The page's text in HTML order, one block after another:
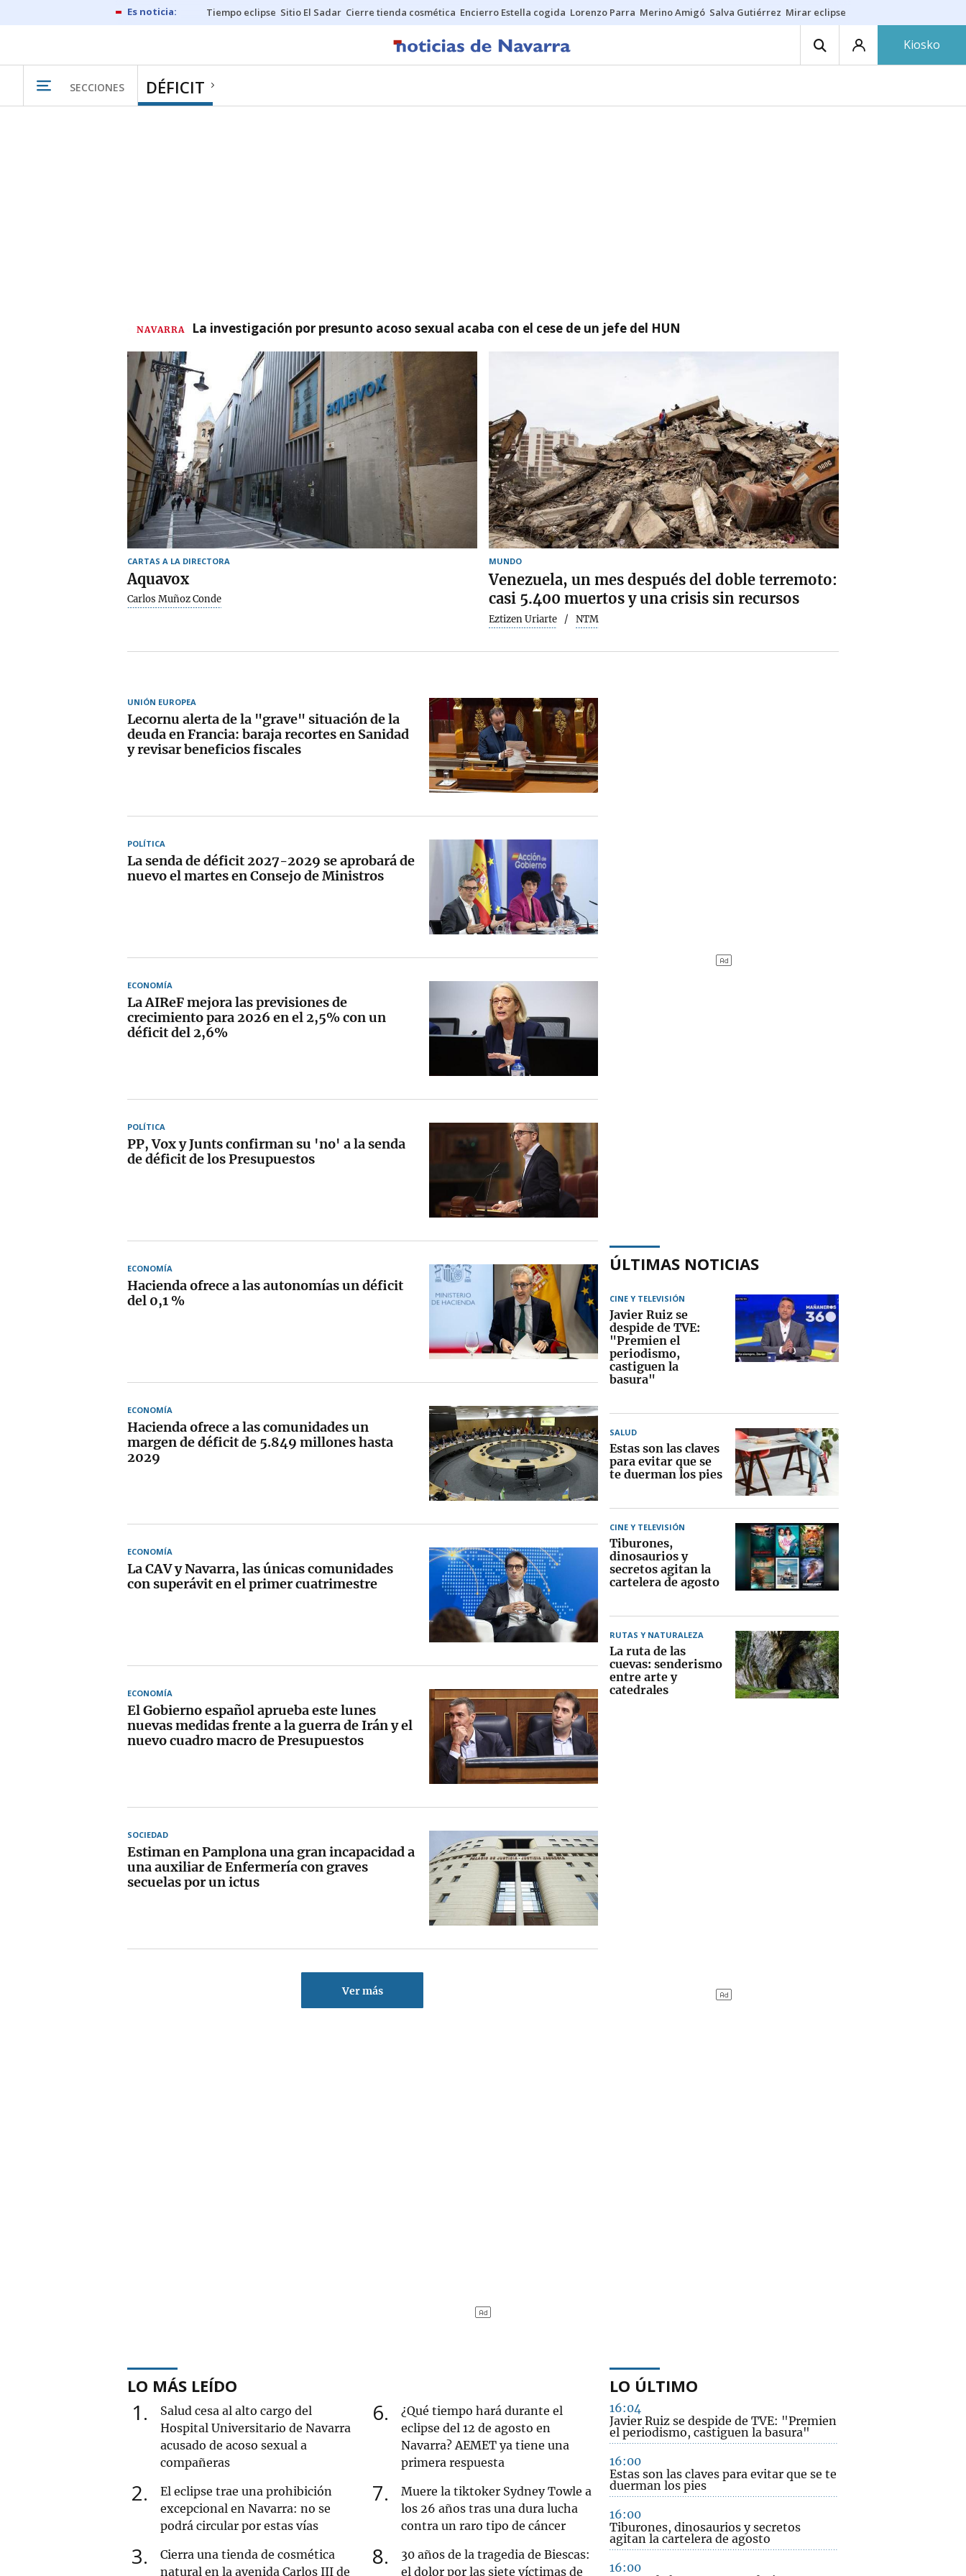
Tiempo eclipse Sitio El Sadar Cierre tienda cosmética Encierro Estella cogida Lorenzo Parra Merino Amigó Salva Gutiérrez Mirar eclipse
Kiosko
SECCIONES DÉFICIT
NAVARRA La investigación por presunto acoso sexual acaba con el cese de un jefe del HUN
CARTAS A LA DIRECTORA
Aquavox
Carlos Muñoz Conde
MUNDO
Venezuela, un mes después del doble terremoto:
casi 5.400 muertos y una crisis sin recursos
Eztizen Uriarte NTM
UNIÓN EUROPEA
Lecornu alerta de la "grave" situación de la
deuda en Francia: baraja recortes en Sanidad
y revisar beneficios fiscales
POLÍTICA
La senda de déficit 2027-2029 se aprobará de
nuevo el martes en Consejo de Ministros
ECONOMÍA
La AIReF mejora las previsiones de
crecimiento para 2026 en el 2,5% con un
déficit del 2,6%
POLÍTICA
PP, Vox y Junts confirman su 'no' a la senda
de déficit de los Presupuestos
ECONOMÍA
Hacienda ofrece a las autonomías un déficit
del 0,1 %
ECONOMÍA
Hacienda ofrece a las comunidades un
margen de déficit de 5.849 millones hasta
2029
ECONOMÍA
La CAV y Navarra, las únicas comunidades
con superávit en el primer cuatrimestre
ECONOMÍA
El Gobierno español aprueba este lunes
nuevas medidas frente a la guerra de Irán y el
nuevo cuadro macro de Presupuestos
SOCIEDAD
Estiman en Pamplona una gran incapacidad a
una auxiliar de Enfermería con graves
secuelas por un ictus
Ver más
ÚLTIMAS NOTICIAS
CINE Y TELEVISIÓN
Javier Ruiz se
despide de TVE:
"Premien el
periodismo,
castiguen la
basura"
SALUD
Estas son las claves
para evitar que se
te duerman los pies
CINE Y TELEVISIÓN
Tiburones,
dinosaurios y
secretos agitan la
cartelera de agosto
RUTAS Y NATURALEZA
La ruta de las
cuevas: senderismo
entre arte y
catedrales
LO MÁS LEÍDO
1
Salud cesa al alto cargo del
Hospital Universitario de Navarra
acusado de acoso sexual a
compañeras
2
El eclipse trae una prohibición
excepcional en Navarra: no se
podrá circular por estas vías
3
Cierra una tienda de cosmética
natural en la avenida Carlos III de
6
¿Qué tiempo hará durante el
eclipse del 12 de agosto en
Navarra? AEMET ya tiene una
primera respuesta
7
Muere la tiktoker Sydney Towle a
los 26 años tras una dura lucha
contra un raro tipo de cáncer
8
30 años de la tragedia de Biescas:
el dolor por las siete víctimas de
LO ÚLTIMO
16:04
Javier Ruiz se despide de TVE: "Premien
el periodismo, castiguen la basura"
16:00
Estas son las claves para evitar que se te
duerman los pies
16:00
Tiburones, dinosaurios y secretos
agitan la cartelera de agosto
16:00